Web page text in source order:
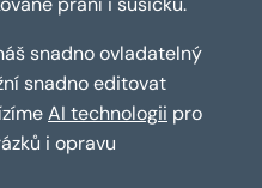
snadno ovladatelný
snadno editovat
AI technologii pro
i opravu